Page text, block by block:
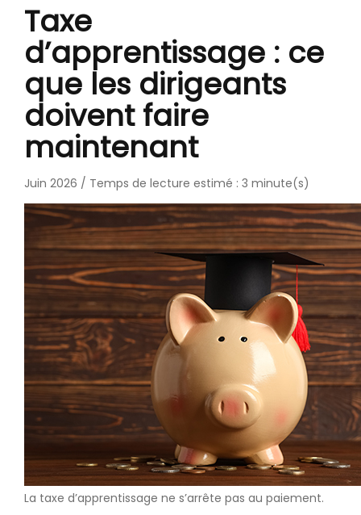
Taxe
d’apprentissage : ce
que les dirigeants
doivent faire
maintenant
Juin 2026 / Temps de lecture estimé : 3 minute(s)
La taxe d’apprentissage ne s’arrête pas au paiement.